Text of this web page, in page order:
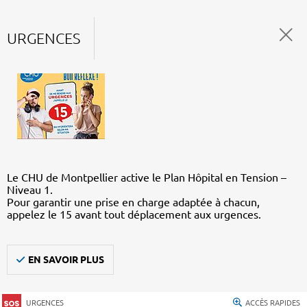
URGENCES
Le CHU de Montpellier active le Plan Hôpital en Tension –
Niveau 1.
Pour garantir une prise en charge adaptée à chacun,
appelez le 15 avant tout déplacement aux urgences.
EN SAVOIR PLUS
URGENCES ACCÈS RAPIDES